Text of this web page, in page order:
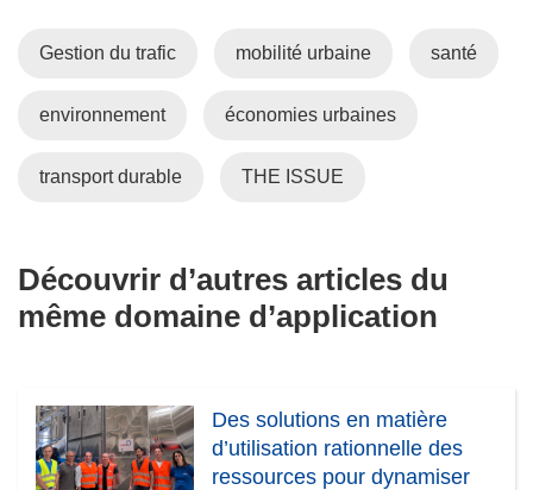
Gestion du trafic mobilité urbaine santé
environnement économies urbaines
transport durable THE ISSUE
Découvrir d’autres articles du
même domaine d’application
Des solutions en matière
d’utilisation rationnelle des
ressources pour dynamiser